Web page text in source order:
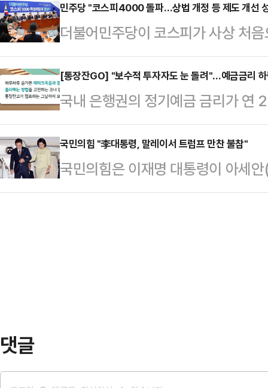
민주당 "코스피4000 돌파…상법 개정 등 제도 개선
더불어민주당이 코스피가 사상 처
법 개정 등 자본시장 활성화 제도
으로도 이러한 정책 기조를 유지해
민주당 코스피5000특별위원회는
"코스피 지수가 오늘 대한민국 역
파했다"고 밝혔다.특위는 "과거 우
순'이라는 냉소가 있었다"며 "코리
시장에 대한 신뢰를 …
[통장잔GO] "보수적 투자자도 눈 돌려"…예금금리
국내 은행권의 정기예금 금리가 연
떨어지자, 마땅한 투자처를 찾지 못
리고 있다.최근 주식시장이 활황을
동시에 원금은 보장받을 수 있어서
합사채(ELB), 지수연동예금(ELD)
국민의힘 "李대통령, 말레이서 트럼프 만찬 불참"
국민의힘은 이재명 대통령이 아세
방문한 말레이시아에서 도널드 트
댓글